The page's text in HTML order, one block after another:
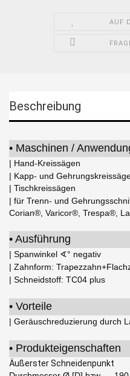
AUF
Beschreibung
• Maschinen /
| Hand-Kreissägen
| Kapp- und
| Tischkreissägen
| für Trenn- und
Corian®, Varicor®, Trespa®,
• Ausführung
| Spanwinkel ∢° negativ
| Zahnform:
| Schneidstoff: TC04 plus
• Vorteile
| Geräuschreduzierung durch
• Produkteigenschaften
Äußerster Schneidenpunkt